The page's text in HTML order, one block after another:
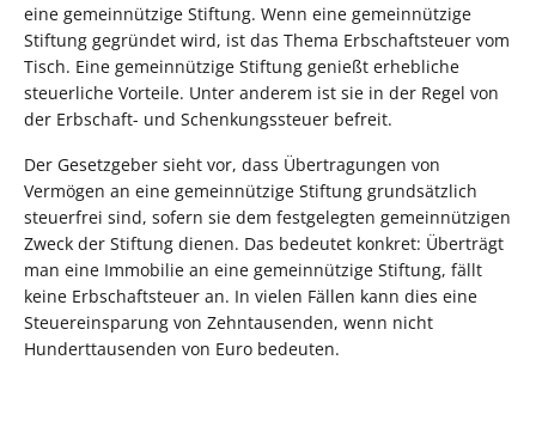
eine gemeinnützige Stiftung. Wenn eine gemeinnützige
Stiftung gegründet wird, ist das Thema Erbschaftsteuer vom
Tisch. Eine gemeinnützige Stiftung genießt erhebliche
steuerliche Vorteile. Unter anderem ist sie in der Regel von
der Erbschaft- und Schenkungssteuer befreit.
Der Gesetzgeber sieht vor, dass Übertragungen von
Vermögen an eine gemeinnützige Stiftung grundsätzlich
steuerfrei sind, sofern sie dem festgelegten gemeinnützigen
Zweck der Stiftung dienen. Das bedeutet konkret: Überträgt
man eine Immobilie an eine gemeinnützige Stiftung, fällt
keine Erbschaftsteuer an. In vielen Fällen kann dies eine
Steuereinsparung von Zehntausenden, wenn nicht
Hunderttausenden von Euro bedeuten.